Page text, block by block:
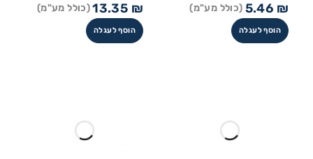
5.46 ₪ (כולל מע"מ)
הוסף לעגלה
13.35 ₪ (כולל מע"מ)
הוסף לעגלה